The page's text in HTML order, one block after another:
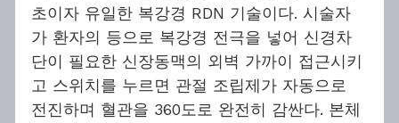
초이자 유일한 복강경 RDN 기술이다. 시술자
가 환자의 등으로 복강경 전극을 넣어 신경차
단이 필요한 신장동맥의 외벽 가까이 접근시키
고 스위치를 누르면 관절 조립제가 자동으로
전진하며 혈관을 360도로 완전히 감싼다. 본체